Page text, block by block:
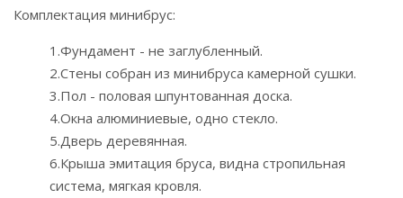
Комплектация минибрус:
1.Фундамент - не заглубленный.
2.Стены собран из минибруса камерной сушки.
3.Пол - половая шпунтованная доска.
4.Окна алюминиевые, одно стекло.
5.Дверь деревянная.
6.Крыша эмитация бруса, видна стропильная
система, мягкая кровля.